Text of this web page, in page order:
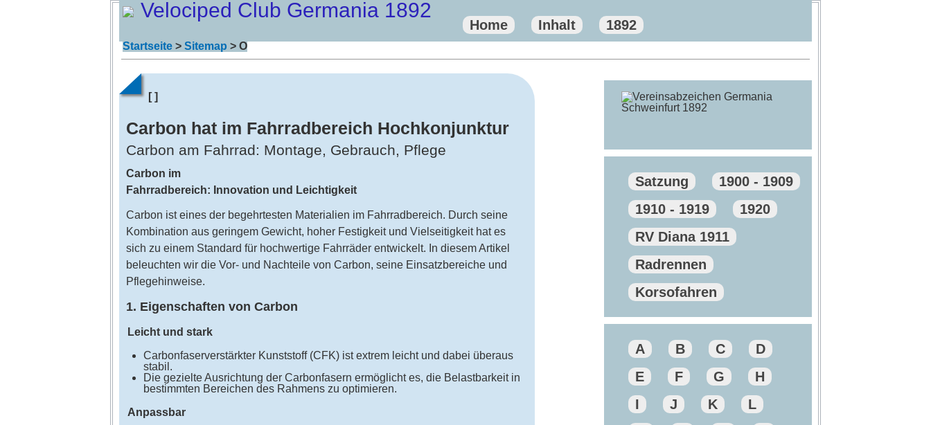
Velociped Club Germania 1892
Home Inhalt 1892
Startseite > Sitemap > O
[ ]
Carbon hat im Fahrradbereich Hochkonjunktur
Carbon am Fahrrad: Montage, Gebrauch, Pflege
Carbon im
Fahrradbereich: Innovation und Leichtigkeit
Carbon ist eines der begehrtesten Materialien im Fahrradbereich. Durch seine
Kombination aus geringem Gewicht, hoher Festigkeit und Vielseitigkeit hat es
sich zu einem Standard für hochwertige Fahrräder entwickelt. In diesem Artikel
beleuchten wir die Vor- und Nachteile von Carbon, seine Einsatzbereiche und
Pflegehinweise.
1. Eigenschaften von Carbon
Leicht und stark
Carbonfaserverstärkter Kunststoff (CFK) ist extrem leicht und dabei überaus
stabil.
Die gezielte Ausrichtung der Carbonfasern ermöglicht es, die Belastbarkeit in
bestimmten Bereichen des Rahmens zu optimieren.
Anpassbar
Satzung
1900 - 1909
1910 - 1919
1920
RV Diana 1911
Radrennen
Korsofahren
A B C
D
E
F G
H
I
J K
L